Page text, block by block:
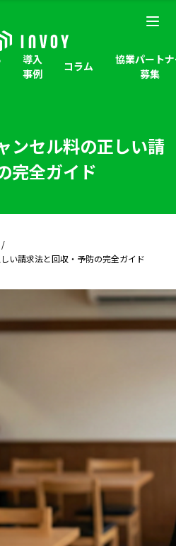
導入
事例
コラム
協業パート
募集
ンセル料の正しい請
完全ガイド
い請求法と回収・予防の完全ガイド